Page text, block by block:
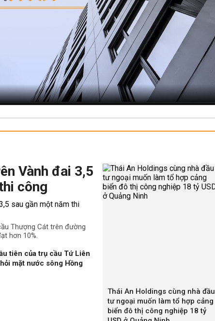
Vành đai 3,5
công
Thượng Cát trên đường
hơn 10%.
tiên của trụ cầu Tứ Liên
mặt nước sông Hồng
Thái An Holdings cùng nhà đầu
tư ngoại muốn làm tổ hợp cảng
biển đô thị công nghiệp 18 tỷ